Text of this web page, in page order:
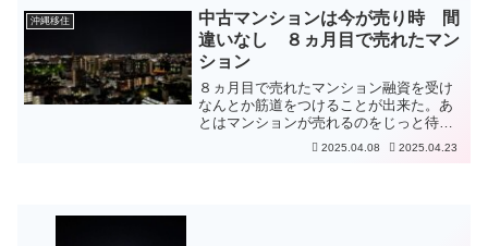
ゲットはヨーロッパ圏やアメリカの人達
である。外人さんも何故か...
沖縄移住
中古マンションは今が売り時 間
違いなし ８ヵ月目で売れたマン
ション
８ヵ月目で売れたマンション融資を受け
なんとか筋道をつけることが出来た。あ
とはマンションが売れるのをじっと待つ
しかない。１ヵ月に内覧は２件ほど。設
2025.04.08 2025.04.23